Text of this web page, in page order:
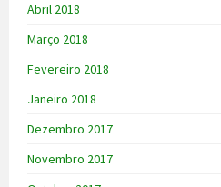
Abril 2018
Março 2018
Fevereiro 2018
Janeiro 2018
Dezembro 2017
Novembro 2017